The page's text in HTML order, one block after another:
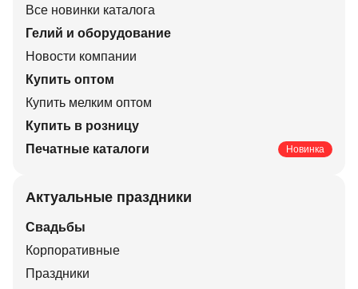
Все новинки каталога
Гелий и оборудование
Новости компании
Купить оптом
Купить мелким оптом
Купить в розницу
Печатные каталоги
Новинка
Актуальные праздники
Свадьбы
Корпоративные
Праздники